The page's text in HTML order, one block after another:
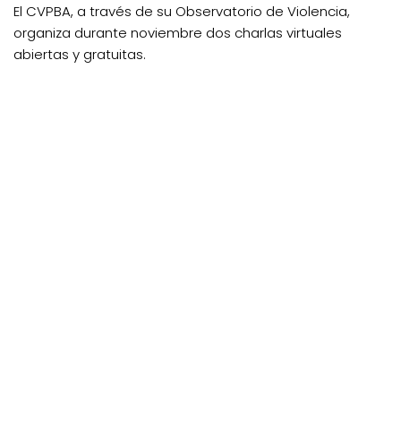
El CVPBA, a través de su Observatorio de Violencia,
organiza durante noviembre dos charlas virtuales
abiertas y gratuitas.